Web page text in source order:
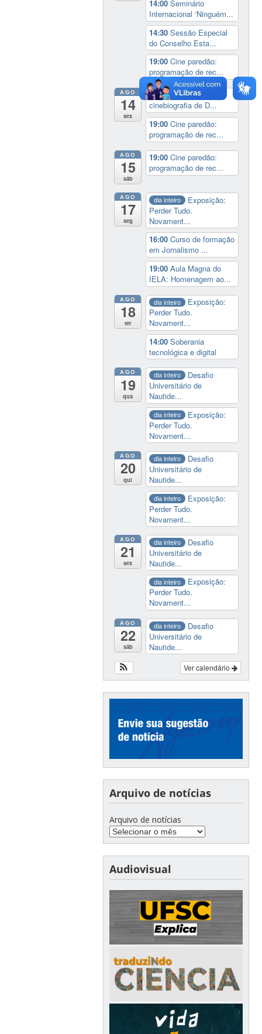
14:00Seminário
Internacional ‘Ninguém...
14:30Sessão Especial
do Conselho Esta...
19:00Cine paredão:
programação de rec...
AGO
14
sex
14:00 Lançamento da
cinebiografia de D...
19:00Cine paredão:
programação de rec...
AGO
15
sáb
19:00Cine paredão:
programação de rec...
AGO
17
seg
dia inteiro
Exposição:
Perder Tudo.
Novament...
16:00Curso de formação
em Jornalismo ...
19:00Aula Magna do
IELA: Homenagem ao...
AGO
18
ter
dia inteiro
Exposição:
Perder Tudo.
Novament...
14:00Soberania
tecnológica e digital
AGO
19
qua
dia inteiro
Desafio
Universitário de
Nautide...
dia inteiro
Exposição:
Perder Tudo.
Novament...
AGO
20
qui
dia inteiro
Desafio
Universitário de
Nautide...
dia inteiro
Exposição:
Perder Tudo.
Novament...
AGO
21
sex
dia inteiro
Desafio
Universitário de
Nautide...
dia inteiro
Exposição:
Perder Tudo.
Novament...
AGO
22
sáb
dia inteiro
Desafio
Universitário de
Nautide...
Ver calendário
Arquivo de notícias
Arquivo de notícias
Audiovisual